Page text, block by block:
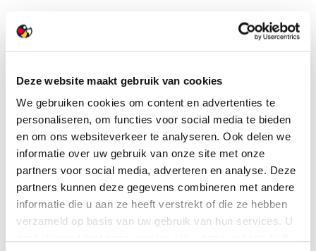
Deze website maakt gebruik van cookies
We gebruiken cookies om content en advertenties te
personaliseren, om functies voor social media te bieden
en om ons websiteverkeer te analyseren. Ook delen we
informatie over uw gebruik van onze site met onze
partners voor social media, adverteren en analyse. Deze
partners kunnen deze gegevens combineren met andere
informatie die u aan ze heeft verstrekt of die ze hebben
verzameld op basis van uw gebruik van hun services. U